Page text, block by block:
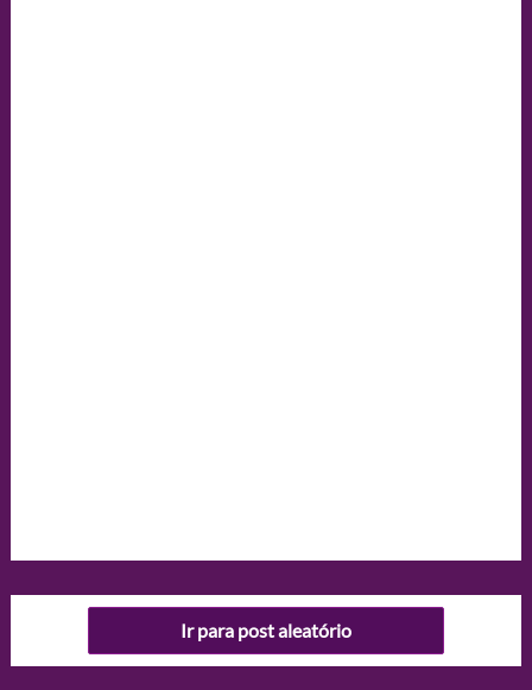
Ir para post aleatório